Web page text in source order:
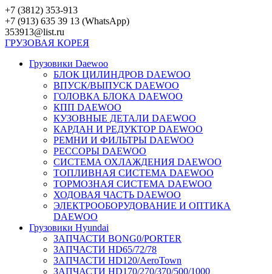
Перейти
к
контенту
+7 (3812) 353-913
+7 (913) 635 39 13 (WhatsApp)
353913@list.ru
ГРУЗОВАЯ КОРЕЯ
Грузовики Daewoo
БЛОК ЦИЛИНДРОВ DAEWOO
ВПУСК/ВЫПУСК DAEWOO
ГОЛОВКА БЛОКА DAEWOO
КПП DAEWOO
КУЗОВНЫЕ ДЕТАЛИ DAEWOO
КАРДАН И РЕДУКТОР DAEWOO
РЕМНИ И ФИЛЬТРЫ DAEWOO
РЕССОРЫ DAEWOO
СИСТЕМА ОХЛАЖДЕНИЯ DAEWOO
ТОПЛИВНАЯ СИСТЕМА DAEWOO
ТОРМОЗНАЯ СИСТЕМА DAEWOO
ХОДОВАЯ ЧАСТЬ DAEWOO
ЭЛЕКТРООБОРУДОВАНИЕ И ОПТИКА
DAEWOO
Грузовики Hyundai
ЗАПЧАСТИ BONG0/PORTER
ЗАПЧАСТИ HD65/72/78
ЗАПЧАСТИ HD120/AeroTown
ЗАПЧАСТИ HD170/270/370/500/1000